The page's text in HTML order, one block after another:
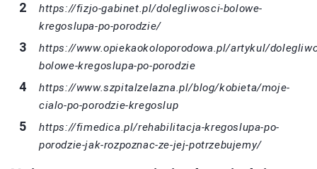
https://fizjo-gabinet.pl/dolegliwosci-bolowe-
kregoslupa-po-porodzie/
https://www.opiekaokoloporodowa.pl/artykul/
bolowe-kregoslupa-po-porodzie
https://www.szpitalzelazna.pl/blog/kobieta/moje-
cialo-po-porodzie-kregoslup
https://fimedica.pl/rehabilitacja-kregoslupa-po-
porodzie-jak-rozpoznac-ze-jej-potrzebujemy/